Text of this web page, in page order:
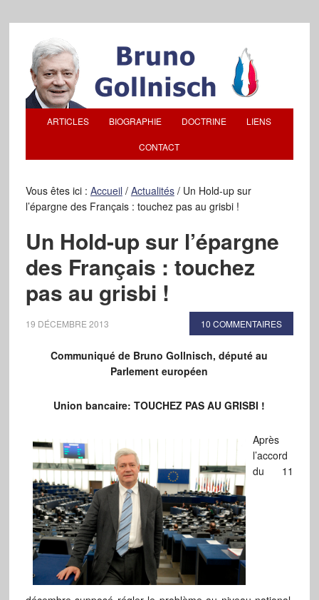
ARTICLES BIOGRAPHIE DOCTRINE LIENS
CONTACT
Vous êtes ici : Accueil / Actualités /Un Hold-up sur
l’épargne des Français : touchez pas au grisbi !
Un Hold-up sur l’épargne
des Français : touchez
pas au grisbi !
19 DÉCEMBRE 2013 10 COMMENTAIRES
Communiqué de Bruno Gollnisch, député au
Parlement européen
Union bancaire: TOUCHEZ PAS AU GRISBI !
Après
l’accord
du 11